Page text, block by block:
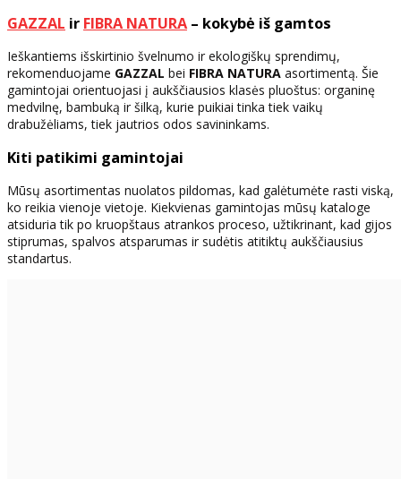
GAZZAL ir FIBRA NATURA– kokybė iš gamtos
Ieškantiems išskirtinio švelnumo ir ekologiškų sprendimų,
rekomenduojame GAZZAL bei FIBRA NATURA asortimentą. Šie
gamintojai orientuojasi į aukščiausios klasės pluoštus: organinę
medvilnę, bambuką ir šilką, kurie puikiai tinka tiek vaikų
drabužėliams, tiek jautrios odos savininkams.
Kiti patikimi gamintojai
Mūsų asortimentas nuolatos pildomas, kad galėtumėte rasti viską,
ko reikia vienoje vietoje. Kiekvienas gamintojas mūsų kataloge
atsiduria tik po kruopštaus atrankos proceso, užtikrinant, kad gijos
stiprumas, spalvos atsparumas ir sudėtis atitiktų aukščiausius
standartus.